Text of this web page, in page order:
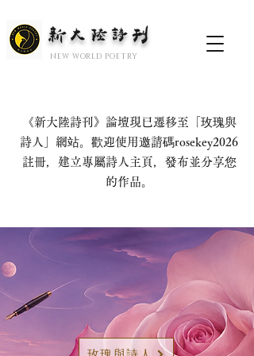
新大陆诗刊
​NEW WORLD POETRY
《新大陸詩刊》論壇現已遷移至「玫瑰與
詩人」網站。歡迎使用邀請碼rosekey2026
註冊，建立專屬詩人主頁，發布並分享您
的作品。